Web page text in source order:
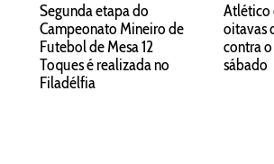
Segunda etapa do
Campeonato Mineiro de
Futebol de Mesa 12
Toques é realizada no
Filadélfia
Atlético
oitavas
contra
sábado